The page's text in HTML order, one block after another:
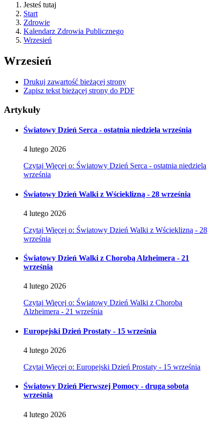
Jesteś tutaj
Start
Zdrowie
Kalendarz Zdrowia Publicznego
Wrzesień
Wrzesień
Drukuj zawartość bieżącej strony
Zapisz tekst bieżącej strony do PDF
Artykuły
Światowy Dzień Serca - ostatnia niedziela września
4 lutego 2026
Czytaj Więcej o: Światowy Dzień Serca - ostatnia niedziela
września
Światowy Dzień Walki z Wścieklizną - 28 września
4 lutego 2026
Czytaj Więcej o: Światowy Dzień Walki z Wścieklizną - 28
września
Światowy Dzień Walki z Chorobą Alzheimera - 21
września
4 lutego 2026
Czytaj Więcej o: Światowy Dzień Walki z Chorobą
Alzheimera - 21 września
Europejski Dzień Prostaty - 15 września
4 lutego 2026
Czytaj Więcej o: Europejski Dzień Prostaty - 15 września
Światowy Dzień Pierwszej Pomocy - druga sobota
września
4 lutego 2026